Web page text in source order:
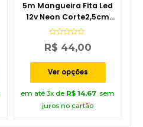
5m Mangueira Fita Led
12v Neon Corte2,5cm
Alto Brilho+ Fonte
Avaliação
0
5
R$ 44,00
Ver opções
em até 3x de R$ 14,67 sem
juros no cartão